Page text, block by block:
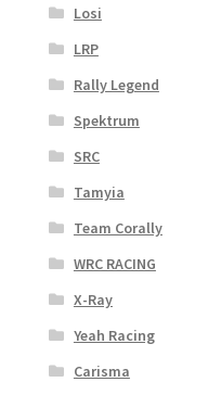
Losi
LRP
Rally Legend
Spektrum
SRC
Tamyia
Team Corally
WRC RACING
X-Ray
Yeah Racing
Carisma